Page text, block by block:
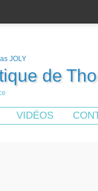
de
VIDÉOS